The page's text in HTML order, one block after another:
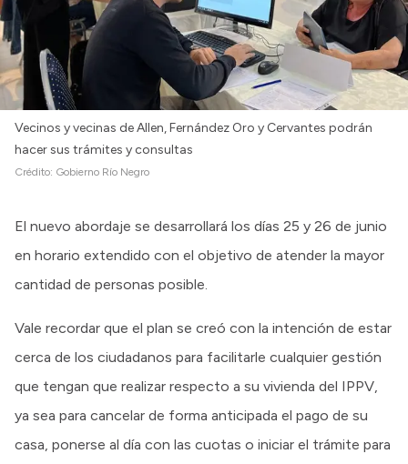
Consulta de pago a proveedores
Convocatorias
Intranet
Login
Vecinos y vecinas de Allen, Fernández Oro y Cervantes podrán
hacer sus trámites y consultas
Crédito: Gobierno Río Negro
El nuevo abordaje se desarrollará los días 25 y 26 de junio
en horario extendido con el objetivo de atender la mayor
cantidad de personas posible.
Vale recordar que el plan se creó con la intención de estar
cerca de los ciudadanos para facilitarle cualquier gestión
que tengan que realizar respecto a su vivienda del IPPV,
ya sea para cancelar de forma anticipada el pago de su
casa, ponerse al día con las cuotas o iniciar el trámite para